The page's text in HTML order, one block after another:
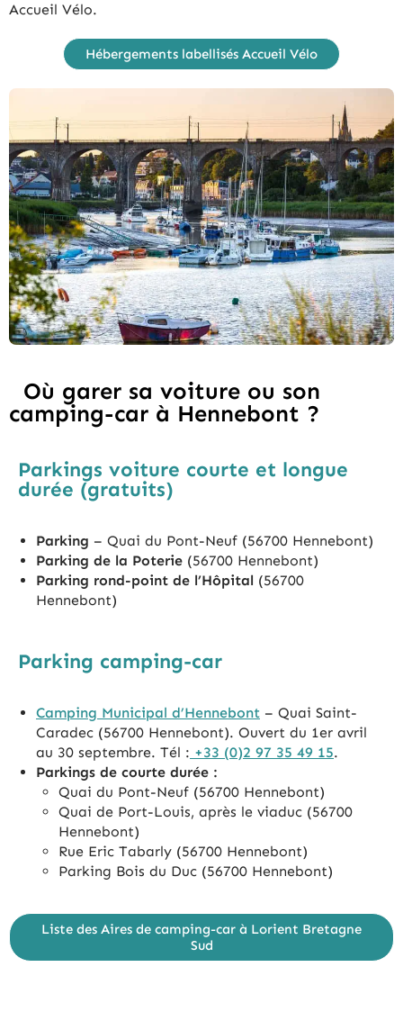
Accueil Vélo.
Hébergements labellisés Accueil Vélo
Où garer sa voiture ou son
camping-car à Hennebont ?
Parkings voiture courte et longue
durée (gratuits)
Parking – Quai du Pont-Neuf (56700 Hennebont)
Parking de la Poterie (56700 Hennebont)
Parking rond-point de l’Hôpital (56700
Hennebont)
Parking camping-car
Camping Municipal d’Hennebont – Quai Saint-
Caradec (56700 Hennebont). Ouvert du 1er avril
au 30 septembre. Tél : +33 (0)2 97 35 49 15.
Parkings de courte durée :
Quai du Pont-Neuf (56700 Hennebont)
Quai de Port-Louis, après le viaduc (56700
Hennebont)
Rue Eric Tabarly (56700 Hennebont)
Parking Bois du Duc (56700 Hennebont)
Liste des Aires de camping-car à Lorient Bretagne
Sud